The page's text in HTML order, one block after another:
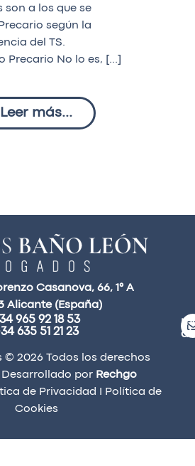
son a los que se
según la
del TS.
Precario No lo es, […]
Leer más...
Casanova, 66, 1° A
Alicante (España)
965 92 18 53
635 51 21 23
© 2026 Todos los derechos
Desarrollado por Rechgo
de Privacidad
Política de
Cookies